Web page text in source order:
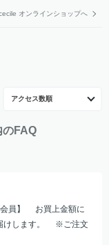
オンラインショップへ
アクセス数順
のFAQ
会員】 お買上金額に
けします。 ※ご注文